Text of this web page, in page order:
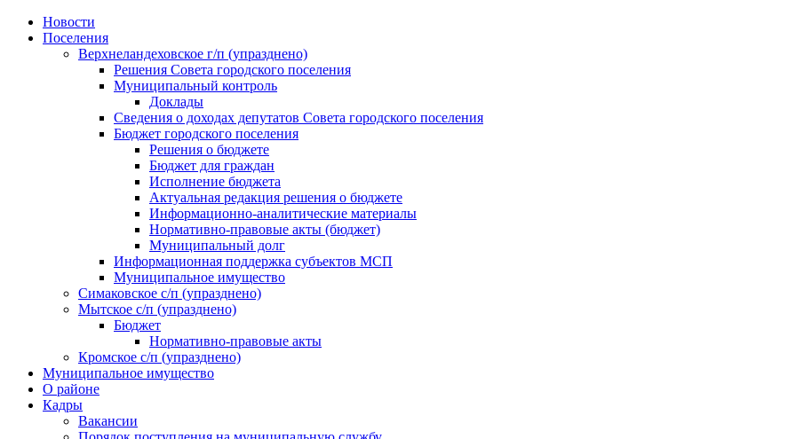
Skip
Новости
Поселения
Верхнеландеховское г/п (упразднено)
Решения Совета городского поселения
Муниципальный контроль
Доклады
Сведения о доходах депутатов Совета городского поселения
Бюджет городского поселения
Решения о бюджете
Бюджет для граждан
Исполнение бюджета
Актуальная редакция решения о бюджете
Информационно-аналитические материалы
Нормативно-правовые акты (бюджет)
Муниципальный долг
Информационная поддержка субъектов МСП
Муниципальное имущество
Симаковское с/п (упразднено)
Мытское с/п (упразднено)
Бюджет
Нормативно-правовые акты
Кромское с/п (упразднено)
Муниципальное имущество
О районе
Кадры
Вакансии